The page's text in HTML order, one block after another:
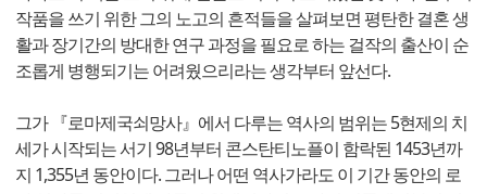
작품을 쓰기 위한 그의 노고의 흔적들을 살펴보면 평탄한 결혼 생
활과 장기간의 방대한 연구 과정을 필요로 하는 걸작의 출산이 순
조롭게 병행되기는 어려웠으리라는 생각부터 앞선다.
그가 『로마제국쇠망사』에서 다루는 역사의 범위는 5현제의 치
세가 시작되는 서기 98년부터 콘스탄티노플이 함락된 1453년까
지 1,355년 동안이다. 그러나 어떤 역사가라도 이 기간 동안의 로